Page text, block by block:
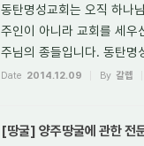
동탄명성교회는 오직 하나
주인이 아니라 교회를 세우
주님의 종들입니다. 동탄명
Date 2014.12.09 By 갈렙
[땅굴] 양주땅굴에 관한 전